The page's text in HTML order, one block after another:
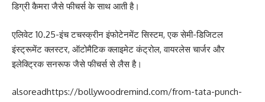
डिग्री कैमरा जैसे फीचर्स के साथ आती है।
एलिवेट 10.25-इंच टचस्क्रीन इंफोटेनमेंट सिस्टम, एक सेमी-डिजिटल
इंस्ट्रूमेंट क्लस्टर, ऑटोमैटिक क्लाइमेट कंट्रोल, वायरलेस चार्जर और
इलेक्ट्रिक सनरूफ जैसे फीचर्स से लैस है।
alsoreadhttps://bollywoodremind.com/from-tata-punch-